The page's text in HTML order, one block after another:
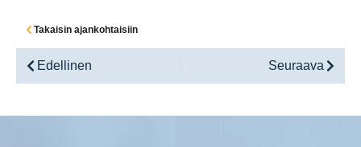
Takaisin ajankohtaisiin
Edellinen Seuraava